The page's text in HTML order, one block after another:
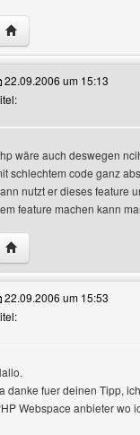
Website dieses
22.09.2006 um 15:13
wäre auch deswegen
schlechtem code ganz
nutzt er dieses feature
feature machen kann
Website dieses
anzeigen
22.09.2006 um 15:53
danke fuer deinen Tipp,
Webspace anbieter wo